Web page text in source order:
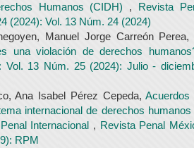
Humanos (CIDH) , Revista
(2024): Vol. 13 Núm. 24 (2024)
Manuel Jorge Carreón Perea,
una violación de derechos
Vol. 13 Núm. 25 (2024): Julio -
Ana Isabel Pérez Cepeda,Acuerdos
internacional de derechos humanos
Internacional , Revista Penal
RPM